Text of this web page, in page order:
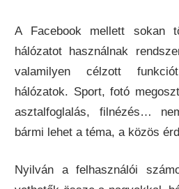
A Facebook mellett sokan
hálózatot használnak
valamilyen célzott
hálózatok. Sport, fotó
asztalfoglalás, filnézés…
bármi lehet a téma, a közös
Nyilván a felhasználói